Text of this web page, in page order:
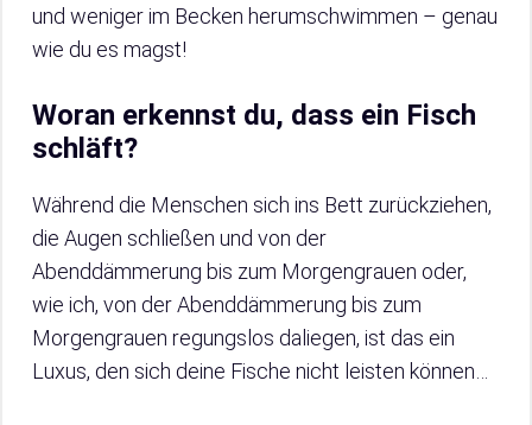
und weniger im Becken herumschwimmen – genau
wie du es magst!
Woran erkennst du, dass ein Fisch
schläft?
Während die Menschen sich ins Bett zurückziehen,
die Augen schließen und von der
Abenddämmerung bis zum Morgengrauen oder,
wie ich, von der Abenddämmerung bis zum
Morgengrauen regungslos daliegen, ist das ein
Luxus, den sich deine Fische nicht leisten können…